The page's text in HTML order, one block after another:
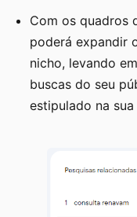
Com os quadros
poderá expandir
nicho, levando
buscas do seu
estipulado na sua